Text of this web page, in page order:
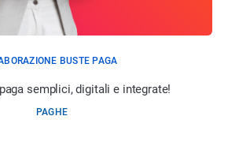
BUSTE PAGA
semplici, digitali e integrate!
PAGHE